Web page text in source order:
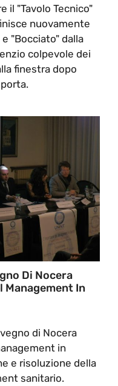
il "Tavolo Tecnico"
nuovamente
"Bocciato" dalla
colpevole dei
finestra dopo
Di Nocera
Management In
di Nocera
in
e risoluzione della
sanitario.